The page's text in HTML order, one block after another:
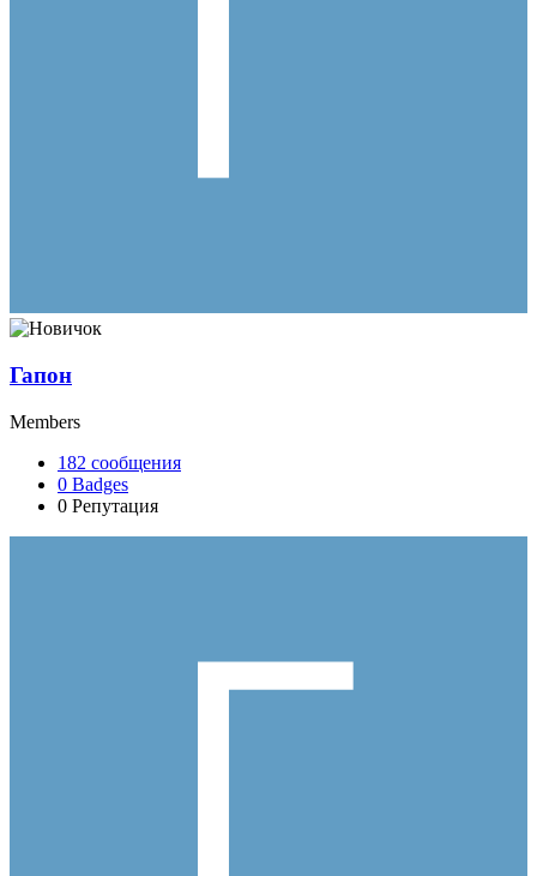
Гапон
Members
182 сообщения
0 Badges
0 Репутация